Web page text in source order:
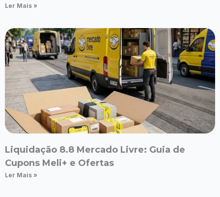
Ler Mais »
Liquidação 8.8 Mercado Livre: Guia de
Cupons Meli+ e Ofertas
Ler Mais »